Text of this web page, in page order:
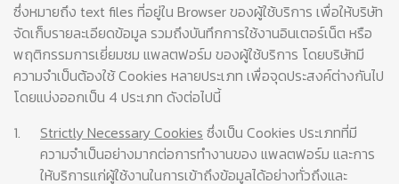
ซึ่งหมายถึง text files ที่อยู่ใน Browser ของผู้ใช้บริการ เพื่อให้บริษัท
จัดเก็บรายละเอียดข้อมูล รวมถึงบันทึกการใช้งานอินเตอร์เน็ต หรือ
พฤติกรรมการเยี่ยมชม แพลตฟอร์ม ของผู้ใช้บริการ โดยบริษัทมี
ความจำเป็นต้องใช้ Cookies หลายประเภท เพื่อจุดประสงค์ต่างกันไป
โดยแบ่งออกเป็น 4 ประเภท ดังต่อไปนี้
1.
Strictly Necessary Cookies ซึ่งเป็น Cookies ประเภทที่มี
ความจำเป็นอย่างมากต่อการทำงานของ แพลตฟอร์ม และการ
ให้บริการแก่ผู้ใช้งานในการเข้าถึงข้อมูลได้อย่างทั่วถึงและ